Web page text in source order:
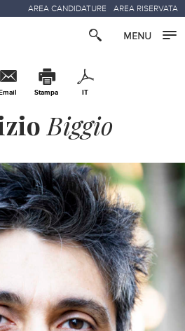
AREA CANDIDATURE AREA RISERVATA
Stampa IT
Biggio